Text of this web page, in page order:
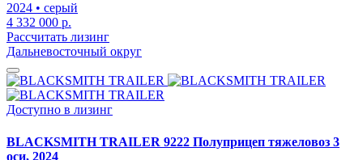
2024 • серый
4 332 000 р.
Рассчитать лизинг
Дальневосточный округ
Доступно в лизинг
BLACKSMITH TRAILER 9222 Полуприцеп тяжеловоз 3
оси, 2024